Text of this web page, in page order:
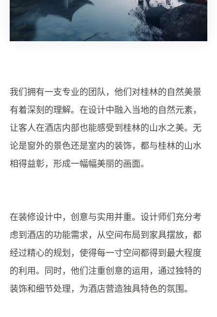
我们拥有一支专业的团队，他们对桂林的自然美景
有着深刻的理解。在设计中融入当地的自然元素，
让客人在酒店内部也能感受到桂林的山水之美。无
论是窗外的景色还是室内的装饰，都与桂林的山水
相得益彰，形成一幅幅美丽的画面。
在装修设计中，创意与实用并重。设计师们充分考
虑到酒店的功能需求，从空间布局到家具摆放，都
经过精心的规划，使得每一寸空间都得到最大程度
的利用。同时，他们注重创意的运用，通过独特的
装饰和细节处理，为酒店营造独具特色的氛围。